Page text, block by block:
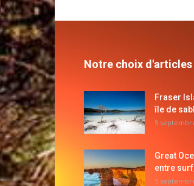
Notre choix d'articles
Fraser
île de
5
Great
entre
5